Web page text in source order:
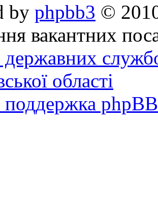
by phpbb3 ©
вакантних
державних
області
поддержка phpBB